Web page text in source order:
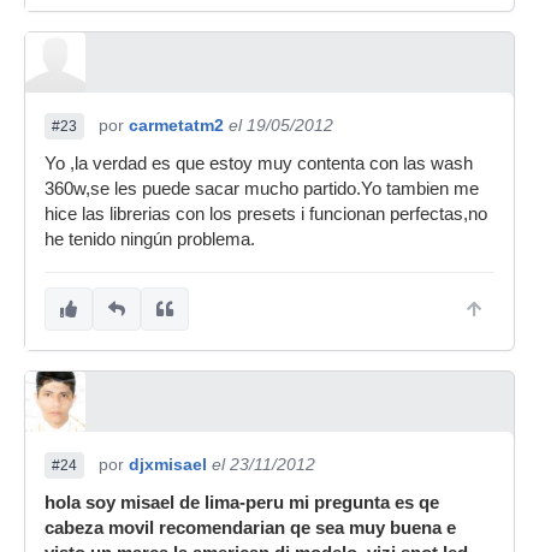
#23 por carmetatm2 el 19/05/2012
Yo ,la verdad es que estoy muy contenta con las wash
360w,se les puede sacar mucho partido.Yo tambien me
hice las librerias con los presets i funcionan perfectas,no
he tenido ningún problema.
#24 por djxmisael el 23/11/2012
hola soy misael de lima-peru mi pregunta es qe
cabeza movil recomendarian qe sea muy buena e